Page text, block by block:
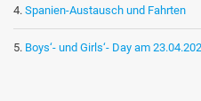
Spanien-Austausch und Fahrten
Boys‘- und Girls‘- Day am